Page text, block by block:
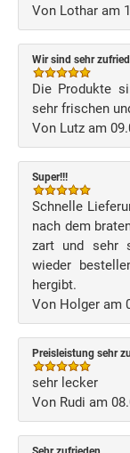
Von Lothar am
Wir sind sehr
Die Produkte
sehr frischen
Von Lutz am
Super!!!
Schnelle
nach dem
zart und sehr
wieder
hergibt.
Von Holger am
Preisleistung sehr
sehr lecker
Von Rudi am